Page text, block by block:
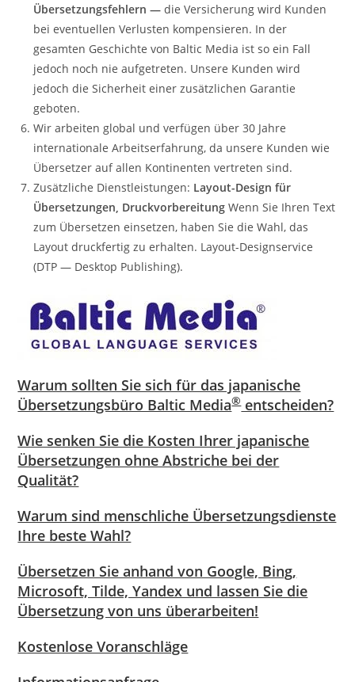
Übersetzungsfehlern —die Versicherung wird Kunden
bei eventuellen Verlusten kompensieren. In der
gesamten Geschichte von Baltic Media ist so ein Fall
jedoch noch nie aufgetreten. Unsere Kunden wird
jedoch die Sicherheit einer zusätzlichen Garantie
geboten.
Wir arbeiten global und verfügen über 30 Jahre
internationale Arbeitserfahrung, da unsere Kunden wie
Übersetzer auf allen Kontinenten vertreten sind.
Zusätzliche Dienstleistungen: Layout-Design für
Übersetzungen, DruckvorbereitungWenn Sie Ihren Text
zum Übersetzen einsetzen, haben Sie die Wahl, das
Layout druckfertig zu erhalten. Layout-Designservice
(DTP — Desktop Publishing).
Warum sollten Sie sich für das japanische
Übersetzungsbüro Baltic Media®entscheiden?
Wie senken Sie die Kosten Ihrer japanische
Übersetzungen ohne Abstriche bei der
Qualität?
Warum sind menschliche Übersetzungsdienste
Ihre beste Wahl?
Übersetzen Sie anhand von Google, Bing,
Microsoft, Tilde, Yandex und lassen Sie die
Übersetzung von uns überarbeiten!
Kostenlose Voranschläge